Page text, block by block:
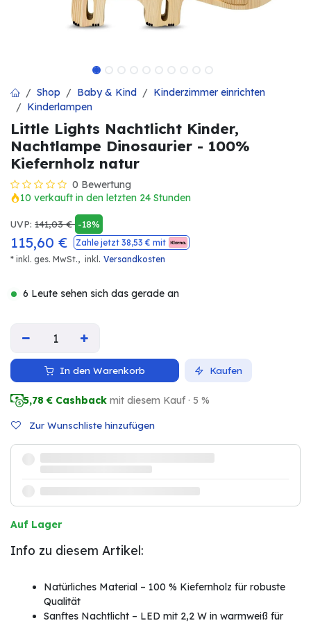
Shop Baby & Kind
Kinderzimmer einrichten
Kinderlampen
Little Lights Nachtlicht Kinder,
Nachtlampe Dinosaurier - 100%
Kiefernholz natur
0 Bewertung
10 verkauft in den letzten 24 Stunden
UVP: 141,03€ -18%
115,60 € Zahle jetzt 38,53 € mit
* inkl. ges. MwSt., inkl . Versandkosten
6 Leute sehen sich das gerade an
In den Warenkorb Kaufen
5,78 € Cashback mit diesem Kauf · 5 %
Zur Wunschliste hinzufügen
Auf Lager
Info zu diesem Artikel:
Natürliches Material – 100 % Kiefernholz für robuste
Qualität
Sanftes Nachtlicht – LED mit 2,2 W in warmweiß für